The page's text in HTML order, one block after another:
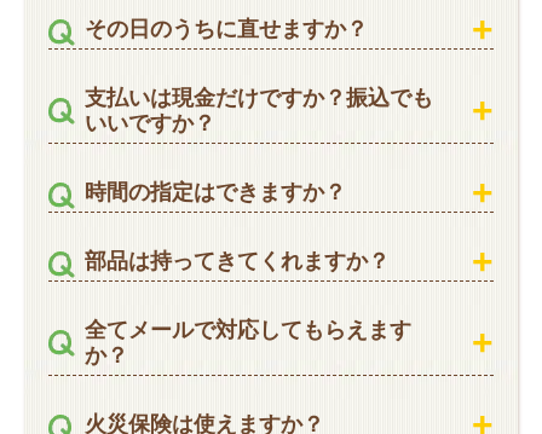
その日のうちに直せますか？
支払いは現金だけですか？振込でも
いいですか？
時間の指定はできますか？
部品は持ってきてくれますか？
全てメールで対応してもらえます
か？
火災保険は使えますか？